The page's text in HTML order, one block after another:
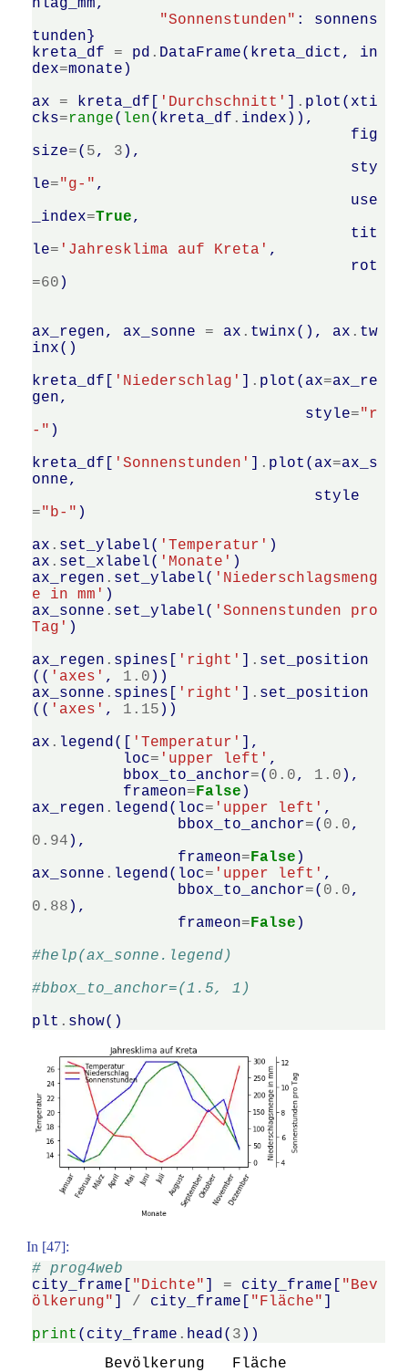
hlag_mm,
"Sonnenstunden" :
sonnens
tunden }
kreta_df
= pd . DataFrame( kreta_dict ,
in
dex=monate )
ax
= kreta_df 'Durchschnitt' . plot ( xti
cks=range( len( kreta_df . index )),
fig
size=( 5, 3 ),
sty
le="g-" ,
use
_index=True,
tit
le= 'Jahresklima auf Kreta' ,
rot
=60 )
ax_regen, ax_sonne = ax . twinx(), ax . tw
inx()
kreta_df
'Niederschlag' . plot ( ax=ax_re
gen,
style="r
-" )
kreta_df
'Sonnenstunden' . plot ( ax=ax_s
onne,
style
="b-" )
ax . set_ylabel( 'Temperatur' )
ax . set_xlabel( 'Monate' )
ax_regen . set_ylabel( 'Niederschlagsmeng
e in mm' )
ax_sonne . set_ylabel( 'Sonnenstunden pro
Tag' )
ax_regen . spines 'right' . set_position
(( 'axes' , 1.0 ))
ax_sonne . spines 'right' . set_position
(( 'axes' , 1.15 ))
ax . legend([ 'Temperatur'
],
loc= 'upper left' ,
bbox_to_anchor=( 0.0, 1.0 ),
frameon=False )
ax_regen . legend( loc= 'upper left' ,
bbox_to_anchor=( 0.0,
0.94 ),
frameon=False )
ax_sonne . legend( loc= 'upper left' ,
bbox_to_anchor=( 0.0,
0.88 ),
frameon=False )
#help(ax_sonne.legend)
#bbox_to_anchor=(1.5, 1)
plt . show()
In [47]:
# prog4web
city_frame
"Dichte" = city_frame
"Bev
ölkerung"
/ city_frame "Fläche"
print ( city_frame . head( 3 ))